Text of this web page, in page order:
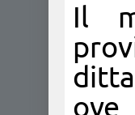
Il
ove